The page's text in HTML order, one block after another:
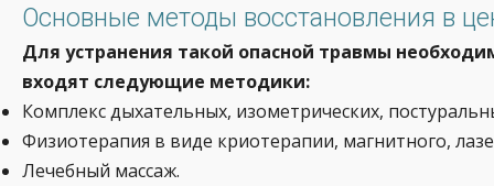
Основные методы восстановления в
Для устранения такой опасной травмы
входят следующие методики:
Комплекс дыхательных, изометрических,
Физиотерапия в виде криотерапии, магнитного,
Лечебный массаж.